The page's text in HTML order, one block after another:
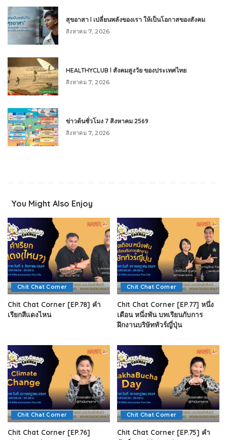
สุขอาสา l เปลี่ยนพลังของเรา ให้เป็นโอกาสของสังคม
สิงหาคม 7, 2026
HEALTHYCLUB l สังคมสูงวัย ของประเทศไทย
สิงหาคม 7, 2026
ข่าวต้นชั่วโมง 7 สิงหาคม 2569
สิงหาคม 7, 2026
You Might Also Enjoy
Chit Chat Corner
Chit Chat Corner [EP.78] คำ
เรียกสีแดงไหน
Chit Chat Corner
Chit Chat Corner [EP.77] หนึ่ง
เดือน หนึ่งพัน บทเรียนกับการ
ฝึกงานบริษัททัวร์ญี่ปุ่น
Chit Chat Corner
Chit Chat Corner [EP.76]
Chit Chat Corner
Chit Chat Corner [EP.75] คำ